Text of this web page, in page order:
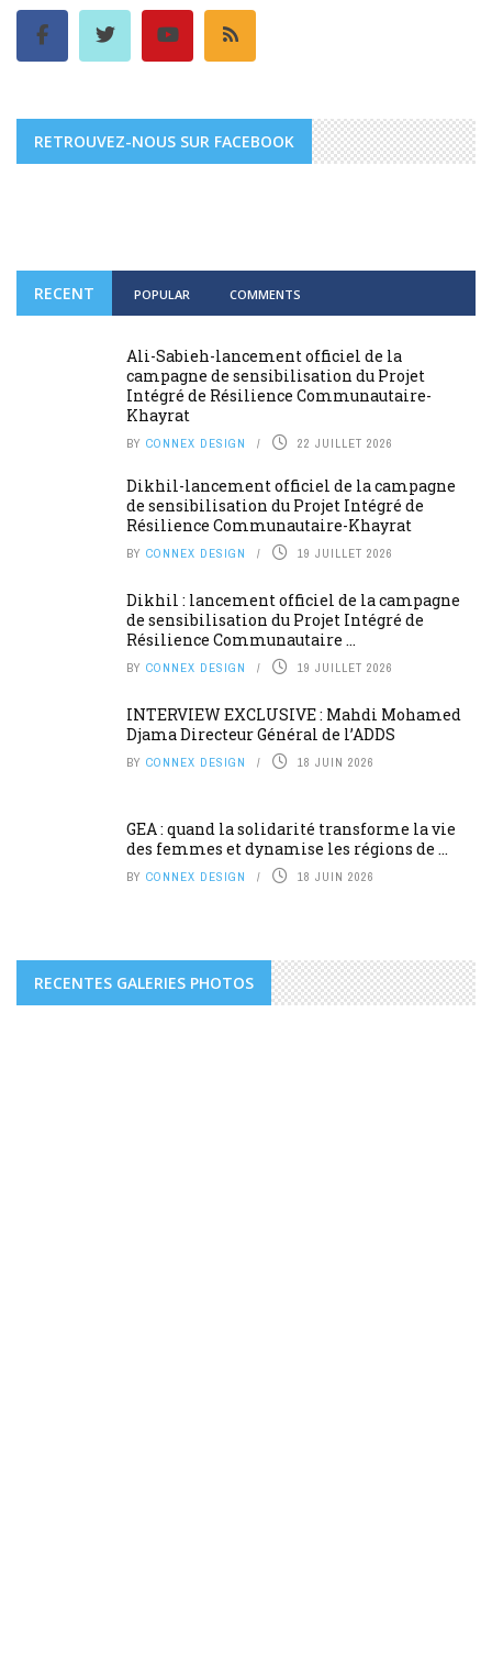
RETROUVEZ-NOUS SUR FACEBOOK
RECENT POPULAR COMMENTS
Ali-Sabieh-lancement officiel de la
campagne de sensibilisation du Projet
Intégré de Résilience Communautaire-
Khayrat
BY CONNEX DESIGN 22 JUILLET 2026
Dikhil-lancement officiel de la campagne
de sensibilisation du Projet Intégré de
Résilience Communautaire-Khayrat
BY CONNEX DESIGN 19 JUILLET 2026
Dikhil : lancement officiel de la campagne
de sensibilisation du Projet Intégré de
Résilience Communautaire ...
BY CONNEX DESIGN 19 JUILLET 2026
INTERVIEW EXCLUSIVE : Mahdi Mohamed
Djama Directeur Général de l’ADDS
BY CONNEX DESIGN 18 JUIN 2026
GEA : quand la solidarité transforme la vie
des femmes et dynamise les régions de ...
BY CONNEX DESIGN 18 JUIN 2026
RECENTES GALERIES PHOTOS